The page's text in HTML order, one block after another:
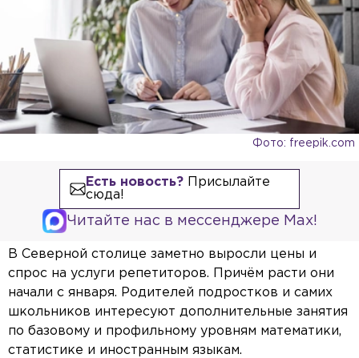
Фото: freepik.com
Есть новость?Присылайте
сюда!
Читайте нас в мессенджере Max!
В Северной столице заметно выросли цены и
спрос на услуги репетиторов. Причём расти они
начали с января. Родителей подростков и самих
школьников интересуют дополнительные занятия
по базовому и профильному уровням математики,
статистике и иностранным языкам.